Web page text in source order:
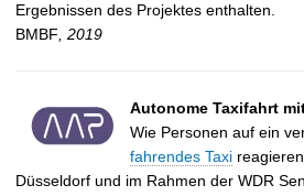
Ergebnissen des Projektes enthalten.
BMBF, 2019
Autonome Taxifahrt
Wie Personen auf ein
fahrendes Taxi
Düsseldorf und im Rahmen der WDR